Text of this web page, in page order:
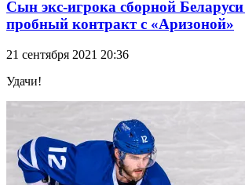
Сын экс-игрока сборной
пробный контракт с «Аризоной»
21 сентября 2021 20:36
Удачи!